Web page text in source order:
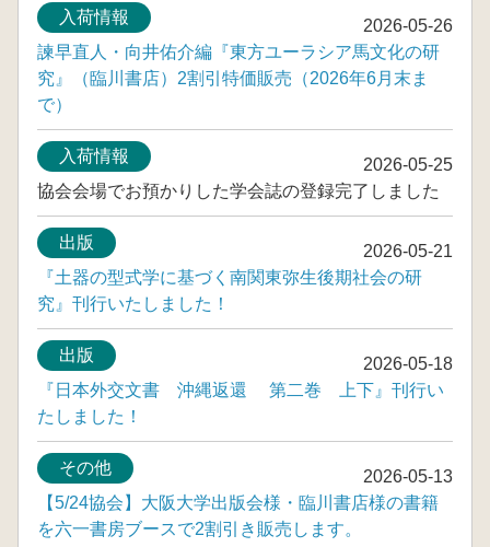
2026-05-26
入荷情報
諫早直人・向井佑介編『東方ユーラシア馬文化の研
究』（臨川書店）2割引特価販売（2026年6月末ま
で）
2026-05-25
入荷情報
協会会場でお預かりした学会誌の登録完了しました
2026-05-21
出版
『土器の型式学に基づく南関東弥生後期社会の研
究』刊行いたしました！
2026-05-18
出版
『日本外交文書 沖縄返還 第二巻 上下』刊行い
たしました！
2026-05-13
その他
【5/24協会】大阪大学出版会様・臨川書店様の書籍
を六一書房ブースで2割引き販売します。